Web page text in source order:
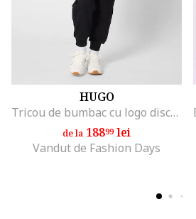
HUGO
Tricou de bumbac cu logo discret, Rosu/Alb optic
de la 18899lei
Vandut de Fashion Days